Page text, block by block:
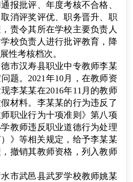
报批评、年度考核不合格、
消评奖评优、职务晋升、职
责令其所在学校主要负责人
校负责人进行批评教育，降
性考核档次。
汉寿县职业中专教师李某
题。2021年10月，在教师资
李某某在2016年11 月的教师
材料。李某某的行为违反了
师职业行为十项准则》第八项
教师违反职业道德行为处理
》等相关规定，给予李某某
撤销其教师资格，列入教师
武邑县武罗学校教师姚某